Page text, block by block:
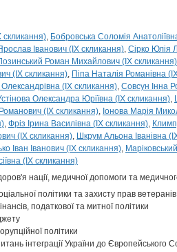
скликання) Бобровська Соломія
Іванович (IX скликання) Сірко Юлія
Роман Михайлович (IX скликання)
(IX скликання) Піпа Наталія Романівна
Олександрівна (IX скликання) Совсун Інна
Олександра Юріївна (IX скликання)
(IX скликання) Іонова Марія
Фріз Ірина Василівна (IX скликання)
(IX скликання) Шкрум Альона Іванівна
Іван Іванович (IX скликання)
(IX скликання)
нації, медичної допомоги та
політики та захисту прав ветеранів
податкової та митної політики
політики
інтеграції України до Європейського